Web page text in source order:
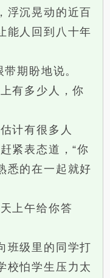
浮沉晃动的近百
能人回到八十年
期盼地说。
有多少人，你
有很多人
紧表态道，“你
悉的在一起就好
上午给你答
级里的同学打
校怕学生压力太